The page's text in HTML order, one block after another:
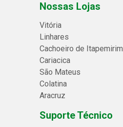
Nossas Lojas
Vitória
Linhares
Cachoeiro de Itapemirim
Cariacica
São Mateus
Colatina
Aracruz
Suporte Técnico